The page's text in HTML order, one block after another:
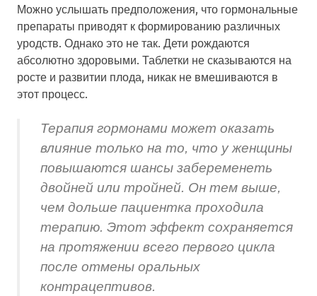
Можно услышать предположения, что гормональные
препараты приводят к формированию различных
уродств. Однако это не так. Дети рождаются
абсолютно здоровыми. Таблетки не сказываются на
росте и развитии плода, никак не вмешиваются в
этот процесс.
Терапия гормонами может оказать
влияние только на то, что у женщины
повышаются шансы забеременеть
двойней или тройней. Он тем выше,
чем дольше пациентка проходила
терапию. Этот эффект сохраняется
на протяжении всего первого цикла
после отмены оральных
контрацептивов.